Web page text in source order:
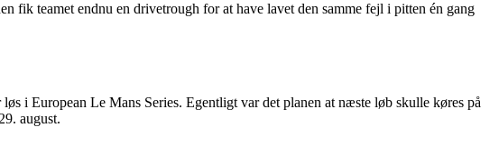
fik teamet endnu en drivetrough for at have lavet den samme fejl i pitten én gang
i European Le Mans Series. Egentligt var det planen at næste løb skulle køres på
august.